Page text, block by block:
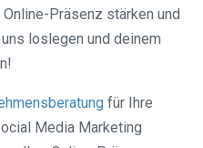
Präsenz stärken und
loslegen und deinem
für Ihre
Media Marketing